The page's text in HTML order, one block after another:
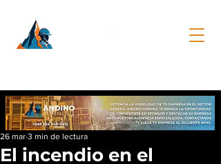
El incendio en el
26 mar 3 min de lectura